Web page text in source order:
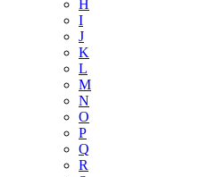
H
I
J
K
L
M
N
O
P
Q
R